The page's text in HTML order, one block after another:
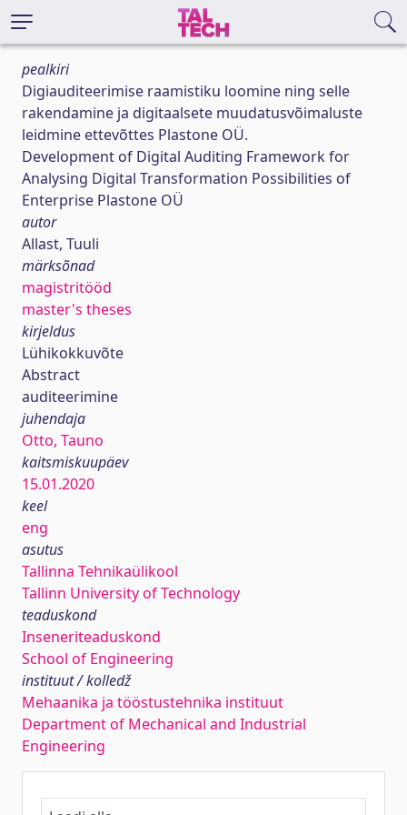
pealkiri
Digiauditeerimise raamistiku loomine ning selle
rakendamine ja digitaalsete muudatusvõimaluste
leidmine ettevõttes Plastone OÜ.
Development of Digital Auditing Framework for
Analysing Digital Transformation Possibilities of
Enterprise Plastone OÜ
autor
Allast, Tuuli
märksõnad
magistritööd
master's theses
kirjeldus
Lühikokkuvõte
Abstract
auditeerimine
juhendaja
Otto, Tauno
kaitsmiskuupäev
15.01.2020
keel
eng
asutus
Tallinna Tehnikaülikool
Tallinn University of Technology
teaduskond
Inseneriteaduskond
School of Engineering
instituut / kolledž
Mehaanika ja tööstustehnika instituut
Department of Mechanical and Industrial
Engineering